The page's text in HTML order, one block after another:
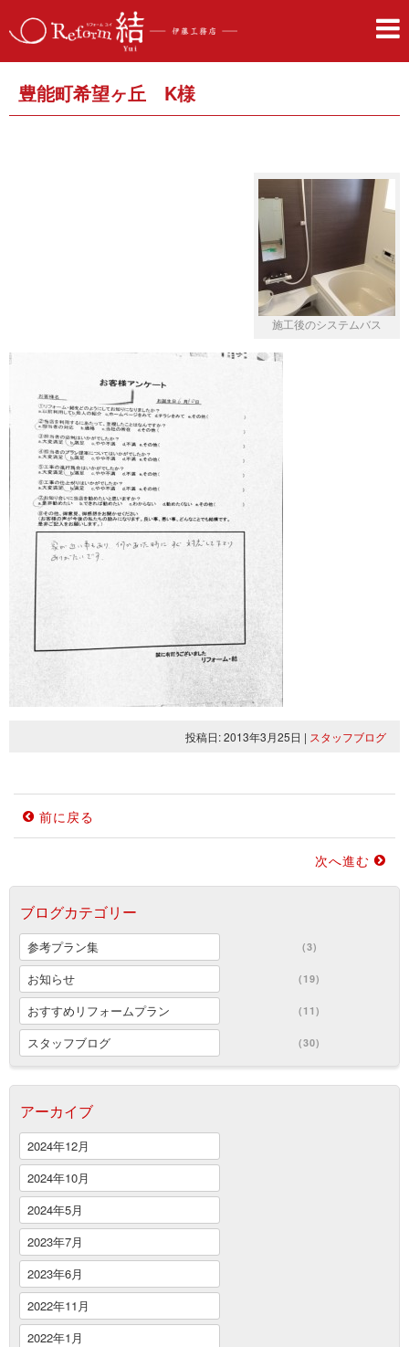
豊能町希望ヶ丘 K様
施工後のシステムバス
投稿日: 2013年3月25日 | スタッフブログ
前に戻る
次へ進む
ブログカテゴリー
参考プラン集 (3)
お知らせ (19)
おすすめリフォームプラン (11)
スタッフブログ (30)
アーカイブ
2024年12月
2024年10月
2024年5月
2023年7月
2023年6月
2022年11月
2022年1月